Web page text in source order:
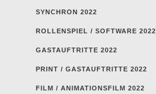
SYNCHRON 2022
ROLLENSPIEL / SOFTWARE 2022
GASTAUFTRITTE 2022
PRINT / GASTAUFTRITTE 2022
FILM / ANIMATIONSFILM 2022